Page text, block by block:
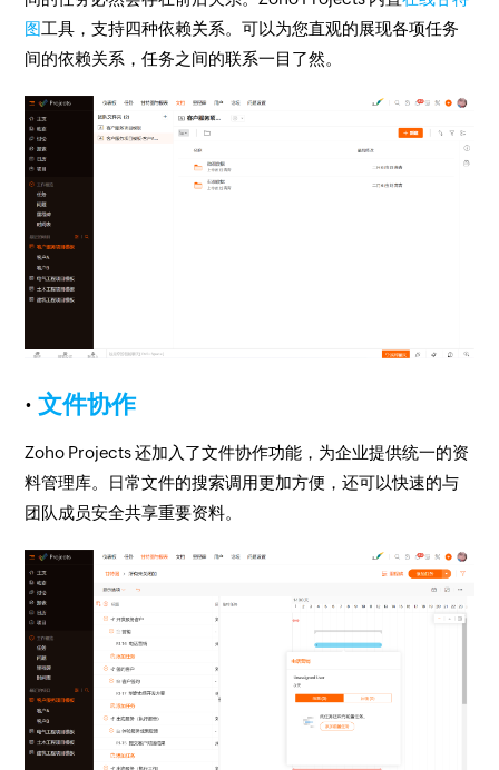
图工具，支持四种依赖关系。可以为您直观的展现各项任务
间的依赖关系，任务之间的联系一目了然。
·文件协作
Zoho Projects 还加入了文件协作功能，为企业提供统一的资
料管理库。日常文件的搜索调用更加方便，还可以快速的与
团队成员安全共享重要资料。